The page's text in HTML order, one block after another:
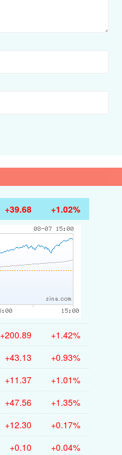
+39.68 +1.02%
+200.89 +1.42%
+43.13 +0.93%
+11.37 +1.01%
+47.56 +1.35%
+12.30 +0.17%
+0.10 +0.04%